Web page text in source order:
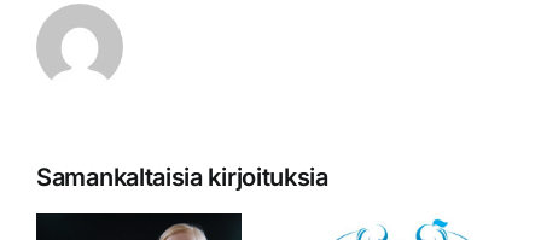
Samankaltaisia kirjoituksia
seurat